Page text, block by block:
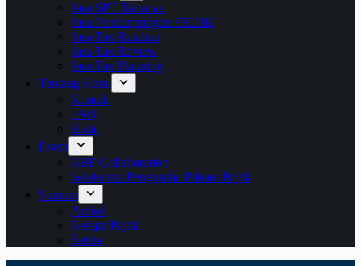
Jasa SPT Tahunan
Jasa Pendampingan SP2DK
Jasa Tax Retainer
Jasa Tax Review
Jasa Tax Planning
Tentang Kami
Kontak
FAQ
Karir
Event
BBF Collaboration
Workshop Pengusaha Paham Pajak
Sumber
Artikel
Belajar Pajak
Berita